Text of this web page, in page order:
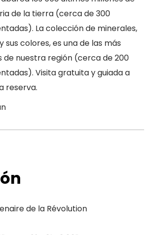
de la tierra (cerca de 300
La colección de minerales,
sus colores, es una de las más
nuestra región (cerca de 200
Visita gratuita y guiada a
reserva.
de la Révolution